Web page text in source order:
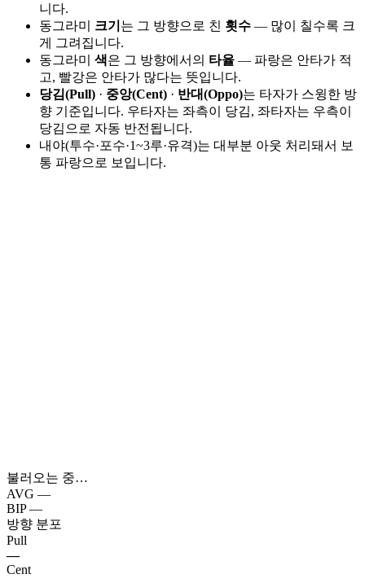
니다.
동그라미 크기 는 그 방향으로 친 횟수 — 많이 칠수록 크
게 그려집니다.
동그라미 색은 그 방향에서의 타율 — 파랑은 안타가 적
고, 빨강은 안타가 많다는 뜻입니다.
당김(Pull) · 중앙(Cent) · 반대(Oppo)는 타자가 스윙한 방
향 기준입니다. 우타자는 좌측이 당김, 좌타자는 우측이
당김으로 자동 반전됩니다.
내야(투수·포수·1~3루·유격)는 대부분 아웃 처리돼서 보
통 파랑으로 보입니다.
불러오는 중…
AVG —
BIP —
방향 분포
Pull
—
Cent